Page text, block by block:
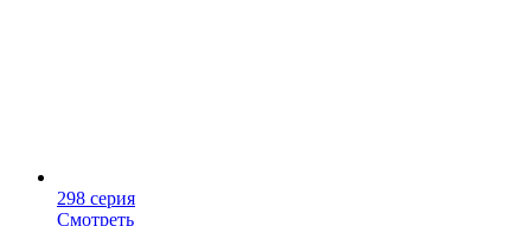
298 серия
Смотреть